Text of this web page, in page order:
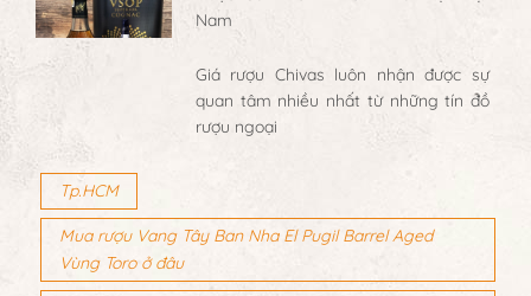
Nam
Giá rượu Chivas luôn nhận được sự
quan tâm nhiều nhất từ những tín đồ
rượu ngoại
Tp.HCM
Mua rượu Vang Tây Ban Nha El Pugil Barrel Aged
Vùng Toro ở đâu